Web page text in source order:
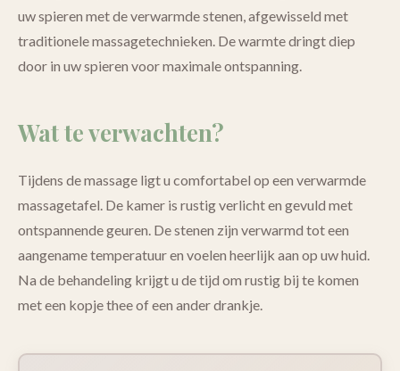
uw spieren met de verwarmde stenen, afgewisseld met
traditionele massagetechnieken. De warmte dringt diep
door in uw spieren voor maximale ontspanning.
Wat te verwachten?
Tijdens de massage ligt u comfortabel op een verwarmde
massagetafel. De kamer is rustig verlicht en gevuld met
ontspannende geuren. De stenen zijn verwarmd tot een
aangename temperatuur en voelen heerlijk aan op uw huid.
Na de behandeling krijgt u de tijd om rustig bij te komen
met een kopje thee of een ander drankje.